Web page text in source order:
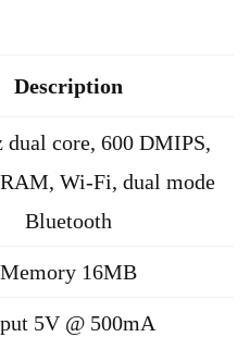
Description
dual core, 600 DMIPS,
Wi-Fi, dual mode
Bluetooth
Memory 16MB
5V @ 500mA